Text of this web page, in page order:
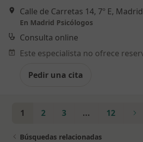
Calle de Carretas 14, 7º E, Madrid
En Madrid Psicólogos
Consulta online
Pedir una cita
1 2 3 ... 12
Búsquedas relacionadas